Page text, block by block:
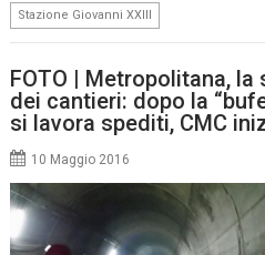
Stazione Giovanni XXIII
FOTO | Metropolitana, la
dei cantieri: dopo la
si lavora spediti, CMC
10 Maggio 2016